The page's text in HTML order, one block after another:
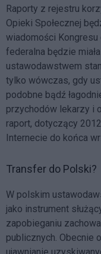
Raporty z rejestru
Opieki Społecznej
wiadomości Kongresu
federalna będzie
ustawodawstwem
tylko wówczas, gdy
podobne bądź
przychodów lekarzy i
raport, dotyczący
Internecie do końca
Transfer do Polski?
W polskim
jako instrument
zapobieganiu
publicznych. Obecnie